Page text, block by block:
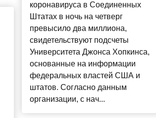
коронавируса в Соединенных
Штатах в ночь на четверг
превысило два миллиона,
свидетельствуют подсчеты
Университета Джонса Хопкинса,
основанные на информации
федеральных властей США и
штатов. Согласно данным
организации, с нач...